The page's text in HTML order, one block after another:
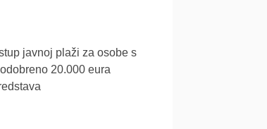
javnoj plaži za osobe s
20.000 eura